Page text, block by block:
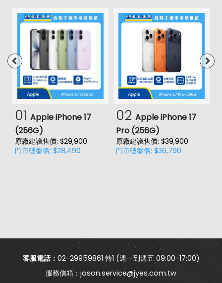
01 Apple iPhone 17
(256G)
原廠建議售價: $29,900
門市破盤價: $28,490
02 Apple iPhone 17
Pro (256G)
原廠建議售價: $39,900
門市破盤價: $36,790
客服電話： 02-29959861 轉1 (週一到週五 09:00-17:00)
jason.service@jyes.com.tw